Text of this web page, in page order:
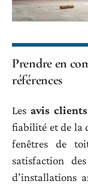
Prendre en
références
Lesavis clients
fiabilité et de la
fenêtres de
satisfaction
d’installations